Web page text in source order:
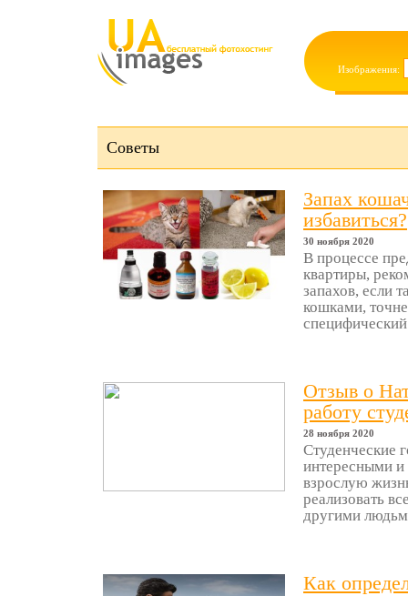
Изображения:
Советы
Запах
избавиться?
30 ноября 2020
В процессе
квартиры,
запахов, если
кошками,
Отзыв о
работу
28 ноября 2020
Студенческие
интересными и
взрослую
реализовать
другими
Как